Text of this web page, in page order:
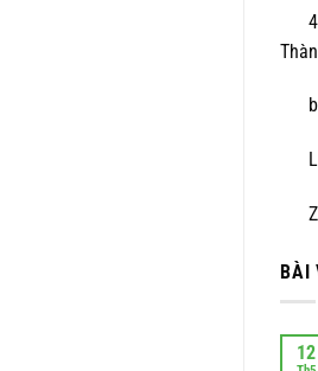
BÀI
12